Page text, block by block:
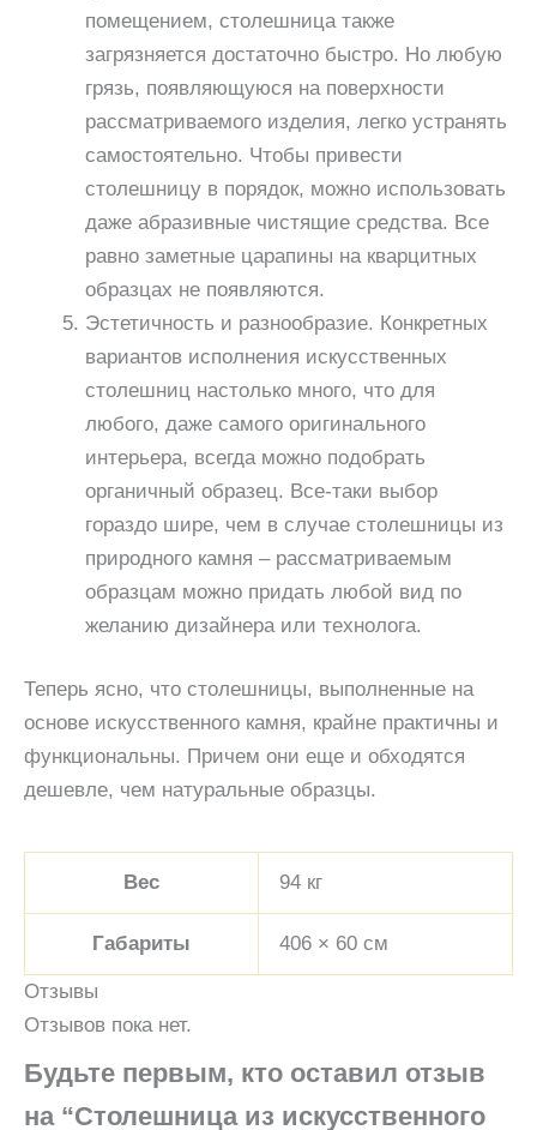
помещением, столешница также
загрязняется достаточно быстро. Но любую
грязь, появляющуюся на поверхности
рассматриваемого изделия, легко устранять
самостоятельно. Чтобы привести
столешницу в порядок, можно использовать
даже абразивные чистящие средства. Все
равно заметные царапины на кварцитных
образцах не появляются.
Эстетичность и разнообразие. Конкретных
вариантов исполнения искусственных
столешниц настолько много, что для
любого, даже самого оригинального
интерьера, всегда можно подобрать
органичный образец. Все-таки выбор
гораздо шире, чем в случае столешницы из
природного камня – рассматриваемым
образцам можно придать любой вид по
желанию дизайнера или технолога.
Теперь ясно, что столешницы, выполненные на
основе искусственного камня, крайне практичны и
функциональны. Причем они еще и обходятся
дешевле, чем натуральные образцы.
Вес 94 кг
Габариты 406 × 60 см
Отзывы
Отзывов пока нет.
Будьте первым, кто оставил отзыв
на “Столешница из искусственного